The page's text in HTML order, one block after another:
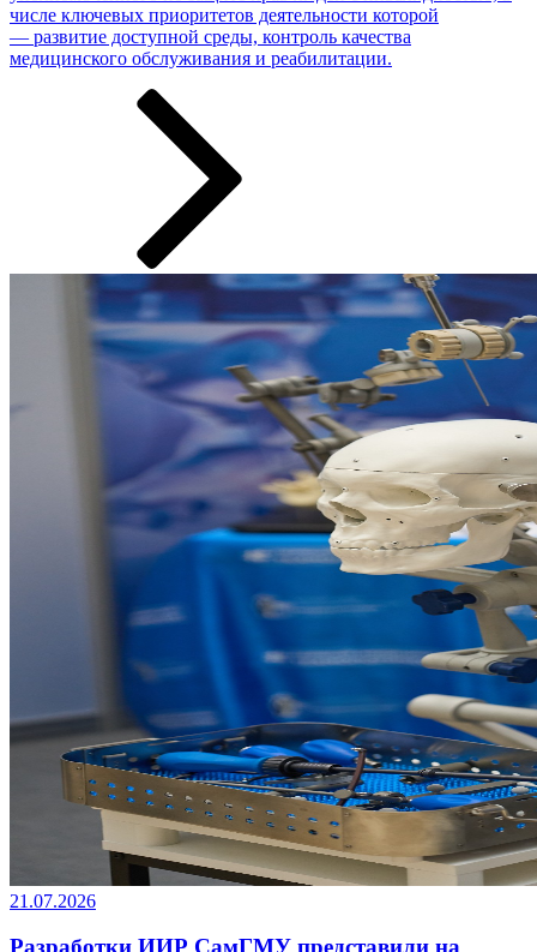
числе ключевых приоритетов деятельности которой
— развитие доступной среды, контроль качества
медицинского обслуживания и реабилитации.
21.07.2026